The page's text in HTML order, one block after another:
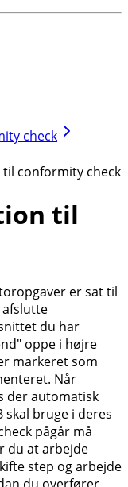
check
conformity check
til
er sat til
du har
oppe i højre
markeret som
Når
der automatisk
skal bruge i deres
pågår må
du at arbejde
step og arbejde